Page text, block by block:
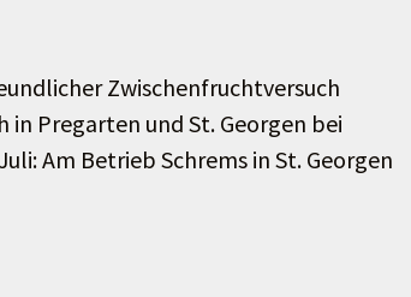
Zwischenfruchtversuch
in Pregarten und St. Georgen bei
Am Betrieb Schrems in St. Georgen